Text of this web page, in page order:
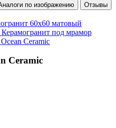
по изображению Отзывы
60x60 матовый
Керамогранит под мрамор
Ceramic
Ceramic